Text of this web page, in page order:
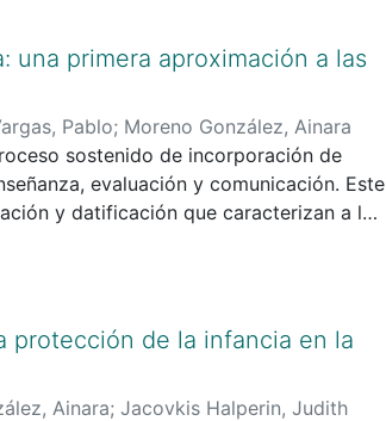
una primera aproximación a las
Pablo; Moreno González, Ainara
sostenido de incorporación de
evaluación y comunicación. Este
y datificación que caracterizan a la
2022), plantea interrogantes
con la gobernanza de datos y el
equidad y soberanía tecnológica.
no son neutras: vehiculan valores,
márgenes de actuación para las
protección de la infancia en la
Ainara; Jacovkis Halperin, Judith